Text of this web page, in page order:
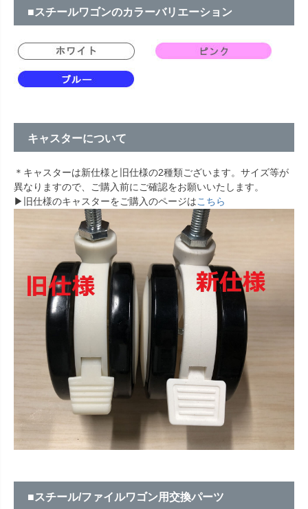
■スチールワゴンのカラーバリエーション
キャスターについて
＊キャスターは新仕様と旧仕様の2種類ございます。サイズ等が
異なりますので、ご購入前にご確認をお願いいたします。
▶旧仕様のキャスターをご購入のページはこちら
■スチール/ファイルワゴン用交換パーツ